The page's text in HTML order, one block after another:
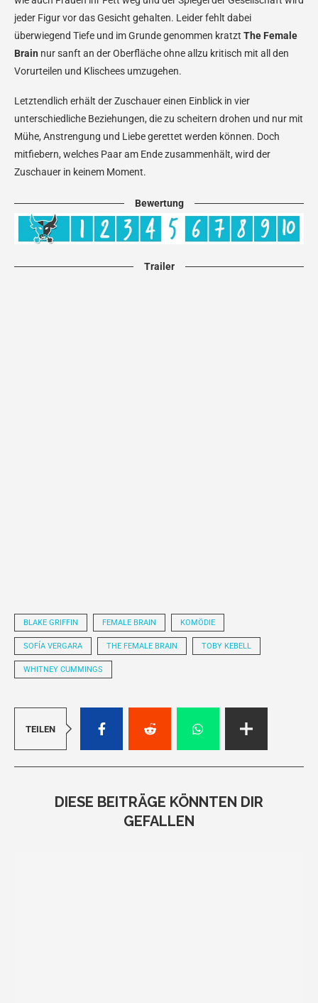
jeder Figur vor das Gesicht gehalten. Leider fehlt dabei
überwiegend Tiefe und im Grunde genommen kratzt The Female
Brain nur sanft an der Oberfläche ohne allzu kritisch mit all den
Vorurteilen und Klischees umzugehen.
Letztendlich erhält der Zuschauer einen Einblick in vier
unterschiedliche Beziehungen, die zu scheitern drohen und nur mit
Mühe, Anstrengung und Liebe gerettet werden können. Doch
mitfiebern, welches Paar am Ende zusammenhält, wird der
Zuschauer in keinem Moment.
Bewertung
Trailer
BLAKE GRIFFIN FEMALE BRAIN KOMÖDIE
SOFÍA VERGARA THE FEMALE BRAIN TOBY KEBELL
WHITNEY CUMMINGS
TEILEN
DIESE BEITRÄGE KÖNNTEN DIR
GEFALLEN